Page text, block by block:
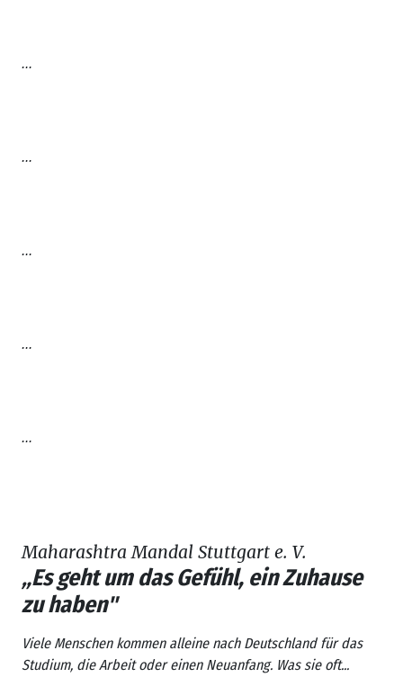
...
...
...
...
...
Maharashtra Mandal Stuttgart e. V.
„Es geht um das Gefühl, ein Zuhause
zu haben"
Viele Menschen kommen alleine nach Deutschland für das
Studium, die Arbeit oder einen Neuanfang. Was sie oft...